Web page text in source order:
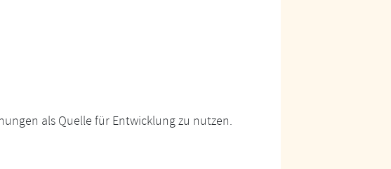
als Quelle für Entwicklung zu nutzen.